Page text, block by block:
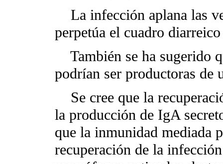
La infección aplana las
perpetúa el cuadro
También se ha sugerido
podrían ser productoras de
Se cree que la
la producción de IgA
que la inmunidad mediada
recuperación de la